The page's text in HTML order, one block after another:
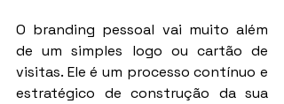
O branding pessoal vai muito além
de um simples logo ou cartão de
visitas. Ele é um processo contínuo e
estratégico de construção da sua